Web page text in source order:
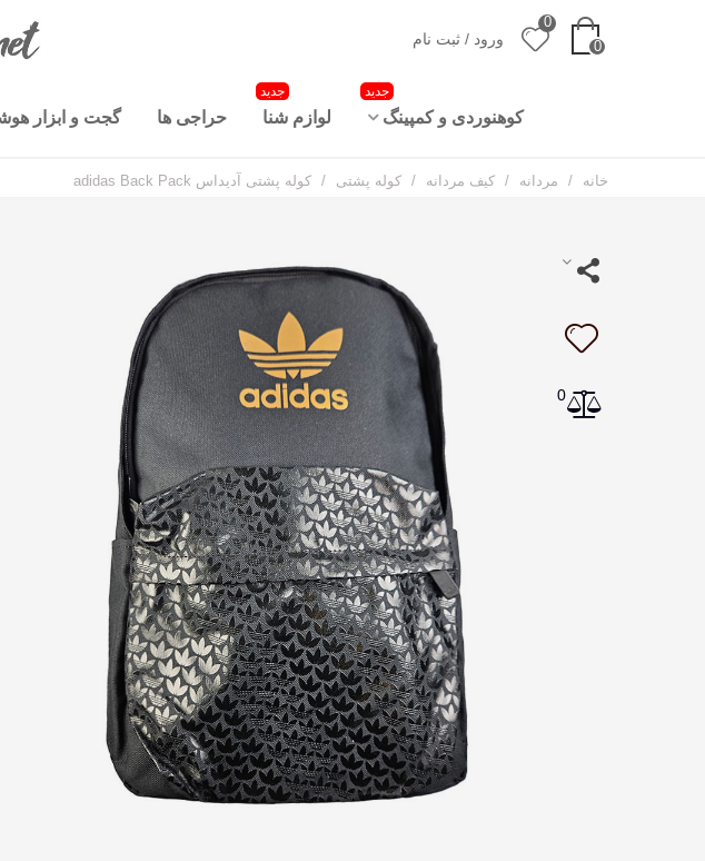
0
0
ورود / ثبت نام
کوهنوردی و کمپینگ
جدید
لوازم شنا
جدید
حراجی ها گجت و ابزار
خانه / مردانه / کیف مردانه / کوله پشتی / کوله پشتی آدیداس adidas Back Pack
0